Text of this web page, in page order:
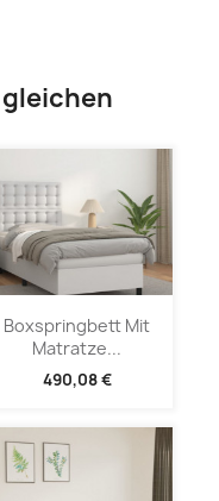
Boxspringbett Mit
Matratze...
490,08 €